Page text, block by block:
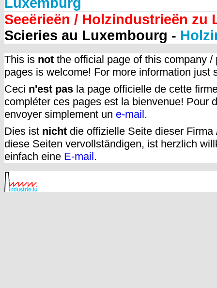
Seeërieën / Holzindustrieën zu
Scieries au Luxembourg -
This is not the official page of this company
pages is welcome! For more information just
Ceci n'est pas la page officielle de cette
compléter ces pages est la bienvenue! Pour
envoyer simplement un e-mail.
Dies ist nicht die offizielle Seite dieser
diese Seiten vervollständigen, ist herzlich
einfach eine E-mail.